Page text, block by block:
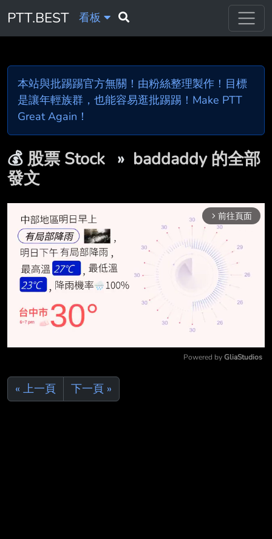
PTT.BEST 看板
本站與批踢踢官方無關！由粉絲整理製作！目標
是讓年輕族群，也能容易逛批踢踢！Make PTT
Great Again！
💰股票 Stock » baddaddy 的全部
發文
arrow_forward_ios 前往頁面
Powered by GliaStudios
« 上一頁 下一頁 »